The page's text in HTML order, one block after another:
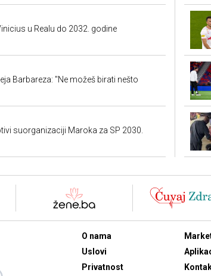
u Realu do 2032. godine
Barbareza: "Ne možeš birati nešto
suorganizaciji Maroka za SP 2030.
O nama
Uslovi
Privatnost